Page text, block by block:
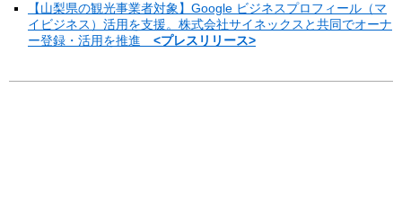
【山梨県の観光事業者対象】Google ビジネスプロフィール（マ
イビジネス）活用を支援。株式会社サイネックスと共同でオーナ
ー登録・活用を推進 <プレスリリース>